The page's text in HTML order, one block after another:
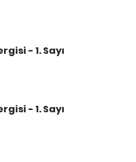
- 1. Sayı
- 1. Sayı